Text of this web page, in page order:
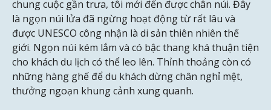
chung cuộc gần trưa, tôi mới đến được chân núi. Đây
là ngọn núi lửa đã ngừng hoạt động từ rất lâu và
được UNESCO công nhận là di sản thiên nhiên thế
giới. Ngọn núi kém lắm và có bậc thang khá thuận tiện
cho khách du lịch có thể leo lên. Thỉnh thoảng còn có
những hàng ghế để du khách dừng chân nghỉ mệt,
thưởng ngoạn khung cảnh xung quanh.